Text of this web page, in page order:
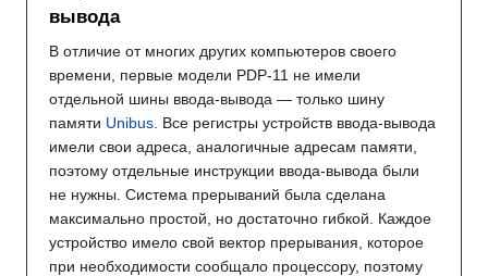
вывода
В отличие от многих других компьютеров своего
времени, первые модели PDP-11 не имели
отдельной шины ввода-вывода — только шину
памяти Unibus . Все регистры устройств ввода-вывода
имели свои адреса, аналогичные адресам памяти,
поэтому отдельные инструкции ввода-вывода были
не нужны. Система прерываний была сделана
максимально простой, но достаточно гибкой. Каждое
устройство имело свой вектор прерывания, которое
при необходимости сообщало процессору, поэтому